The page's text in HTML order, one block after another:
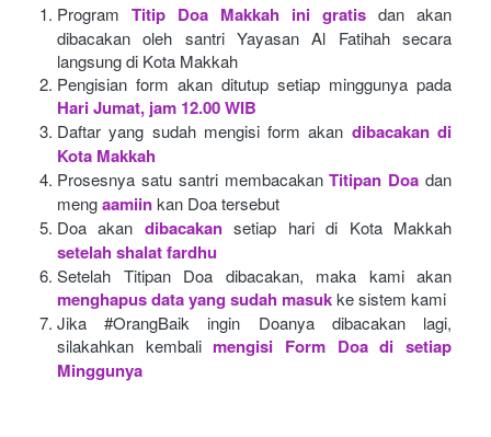
Program Titip Doa Makkah ini gratis dan akan
dibacakan oleh santri Yayasan Al Fatihah secara
langsung di Kota Makkah
Pengisian form akan ditutup setiap minggunya pada
Hari Jumat, jam 12.00 WIB
Daftar yang sudah mengisi form akan dibacakan di
Kota Makkah
Prosesnya satu santri membacakan Titipan Doa dan
mengaamiinkan Doa tersebut
Doa akan dibacakan setiap hari di Kota Makkah
setelah shalat fardhu
Setelah Titipan Doa dibacakan, maka kami akan
menghapus data yang sudah masukke sistem kami
Jika #OrangBaik ingin Doanya dibacakan lagi,
silakahkan kembali mengisi Form Doa di setiap
Minggunya